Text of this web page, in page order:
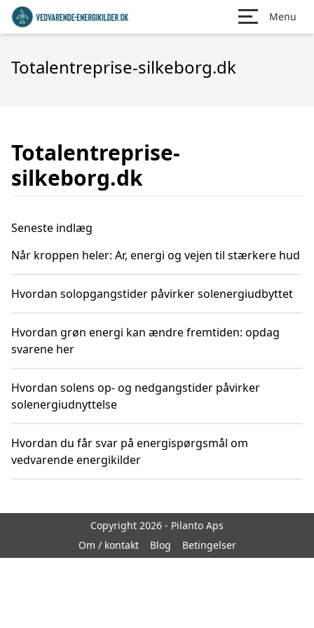
Menu
Totalentreprise-silkeborg.dk
Totalentreprise-
silkeborg.dk
Seneste indlæg
Når kroppen heler: Ar, energi og vejen til stærkere hud
Hvordan solopgangstider påvirker solenergiudbyttet
Hvordan grøn energi kan ændre fremtiden: opdag
svarene her
Hvordan solens op- og nedgangstider påvirker
solenergiudnyttelse
Hvordan du får svar på energispørgsmål om
vedvarende energikilder
Copyright 2026 - Pilanto Aps
Om / kontakt
Blog Betingelser